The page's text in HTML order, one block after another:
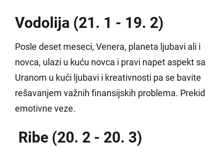
Vodolija (21. 1 - 19. 2)
Posle deset meseci, Venera, planeta ljubavi ali i
novca, ulazi u kuću novca i pravi napet aspekt sa
Uranom u kući ljubavi i kreativnosti pa se bavite
rešavanjem važnih finansijskih problema. Prekid
emotivne veze.
Ribe (20. 2 - 20. 3)